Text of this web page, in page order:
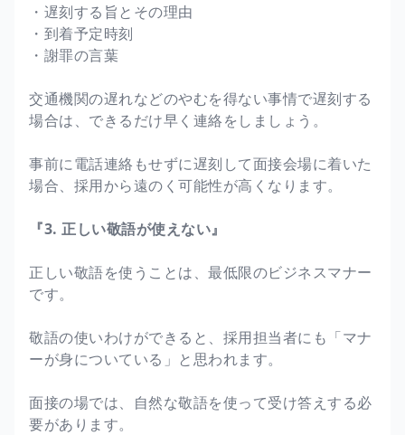
・遅刻する旨とその理由
・到着予定時刻
・謝罪の言葉
交通機関の遅れなどのやむを得ない事情で遅刻する
場合は、できるだけ早く連絡をしましょう。
事前に電話連絡もせずに遅刻して面接会場に着いた
場合、採用から遠のく可能性が高くなります。
『3. 正しい敬語が使えない』
正しい敬語を使うことは、最低限のビジネスマナー
です。
敬語の使いわけができると、採用担当者にも「マナ
ーが身についている」と思われます。
面接の場では、自然な敬語を使って受け答えする必
要があります。